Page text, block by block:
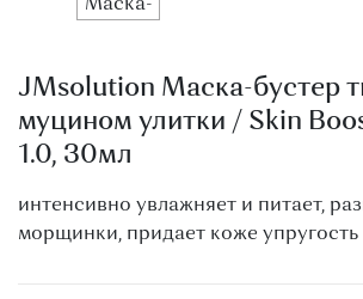
JMsolution Маска-бустер
муцином улитки / Skin
1.0, 30мл
интенсивно увлажняет и питает,
морщинки, придает коже упругость